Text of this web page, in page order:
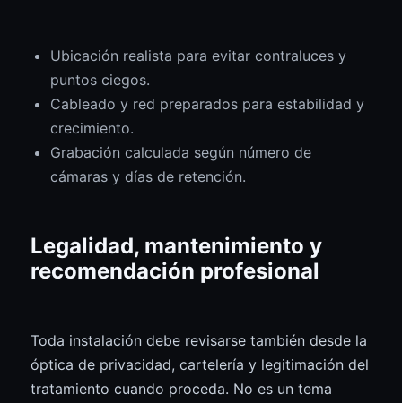
Ubicación realista para evitar contraluces y
puntos ciegos.
Cableado y red preparados para estabilidad y
crecimiento.
Grabación calculada según número de
cámaras y días de retención.
Legalidad, mantenimiento y
recomendación profesional
Toda instalación debe revisarse también desde la
óptica de privacidad, cartelería y legitimación del
tratamiento cuando proceda. No es un tema